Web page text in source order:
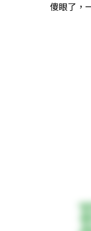
傻眼了，